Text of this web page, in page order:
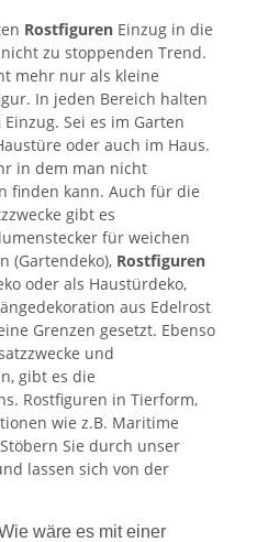
Rostfiguren Einzug in die
zu stoppenden Trend.
mehr nur als kleine
In jeden Bereich halten
Einzug. Sei es im Garten
oder auch im Haus.
in dem man nicht
finden kann. Auch für die
gibt es
für weichen
(Gartendeko), Rostfiguren
oder als Haustürdeko,
aus Edelrost
Grenzen gesetzt. Ebenso
und
gibt es die
Rostfiguren in Tierform,
wie z.B. Maritime
Sie durch unser
lassen sich von der
wäre es mit einer